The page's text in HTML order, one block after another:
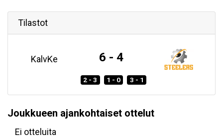
Tilastot
KalvKe 6 - 4
2 - 3 1 - 0 3 - 1
Joukkueen ajankohtaiset ottelut
Ei otteluita